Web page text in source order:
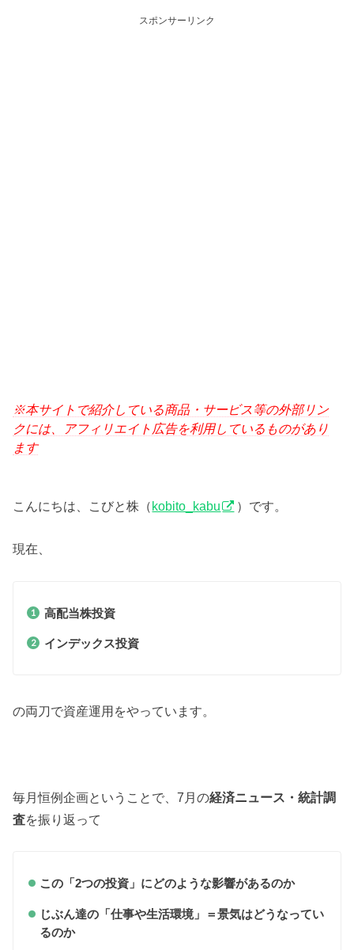
スポンサーリンク
※本サイトで紹介している商品・サービス等の外部リン
クには、アフィリエイト広告を利用しているものがあり
ます
こんにちは、こびと株（kobito_kabu ）です。
現在、
高配当株投資
インデックス投資
の両刀で資産運用をやっています。
毎月恒例企画ということで、7月の経済ニュース・統計調
査を振り返って
この「2つの投資」にどのような影響があるのか
じぶん達の「仕事や生活環境」＝景気はどうなってい
るのか